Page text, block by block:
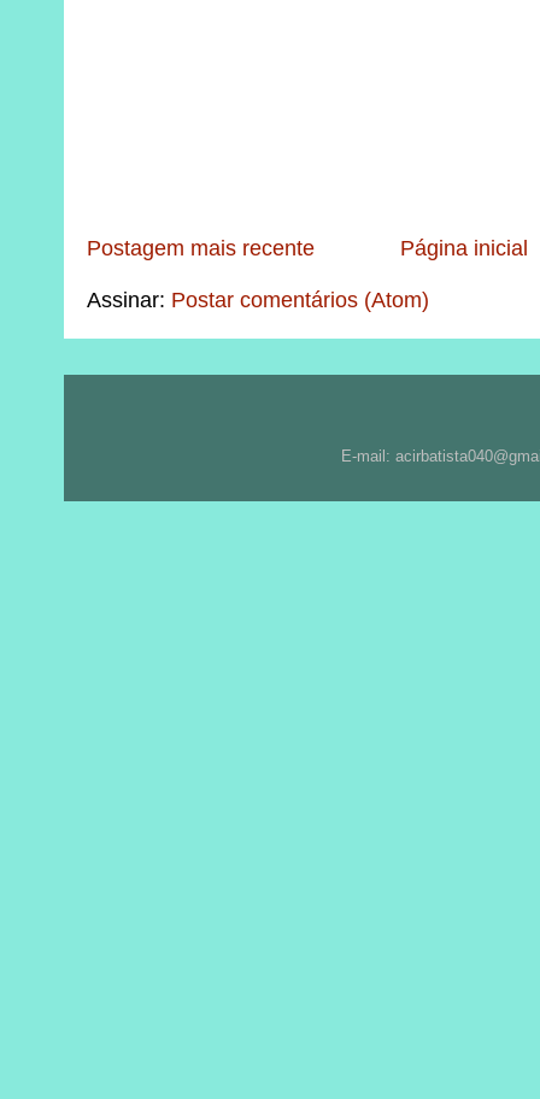
Postagem mais recente Página inicial
Assinar: Postar comentários (Atom)
E-mail: